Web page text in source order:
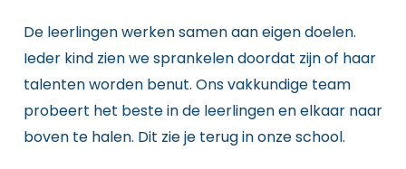
De leerlingen werken samen aan eigen doelen.
Ieder kind zien we sprankelen doordat zijn of haar
talenten worden benut. Ons vakkundige team
probeert het beste in de leerlingen en elkaar naar
boven te halen. Dit zie je terug in onze school.